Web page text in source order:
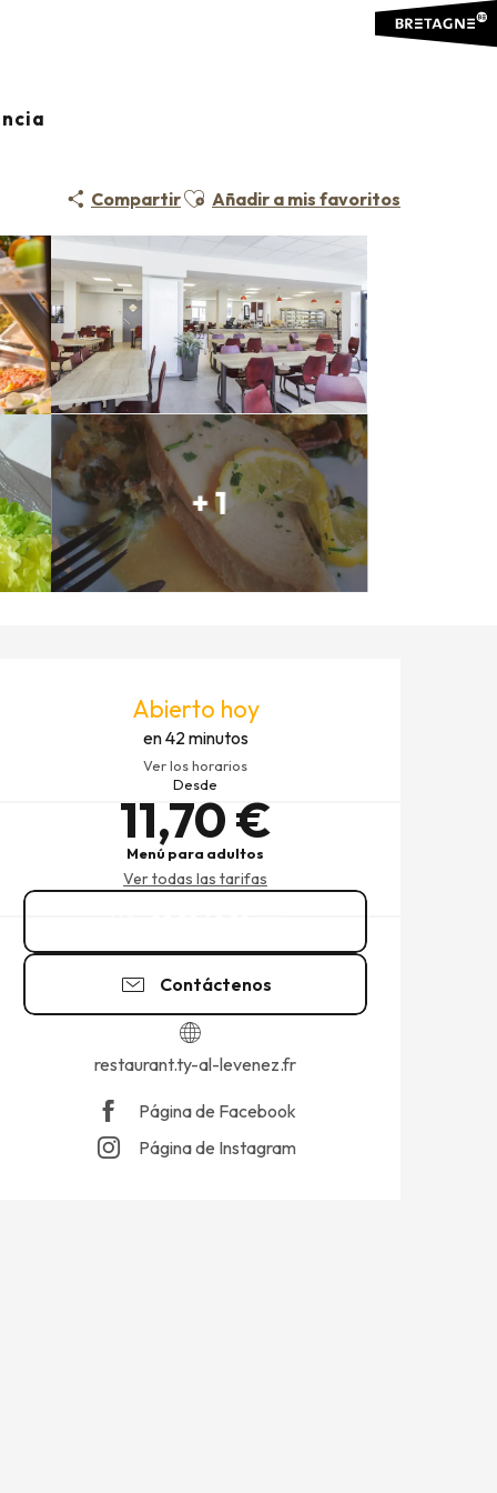
CompartirAjouter aux favoris
Añadir a mis favoritos
+ 1
Abierto hoy
en 42 minutos
Ver los horarios
Desde
11,70 €
Menú para adultos
Ver todas las tarifas
Contáctenos
restaurant.ty-al-levenez.fr
Página de Facebook
Página de Instagram